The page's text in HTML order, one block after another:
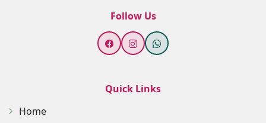
Follow Us
Quick Links
Home